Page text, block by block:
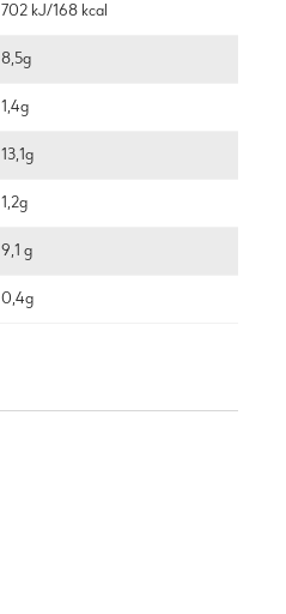
702 kJ/168 kcal
8,5g
1,4g
13,1g
1,2g
9,1 g
0,4g